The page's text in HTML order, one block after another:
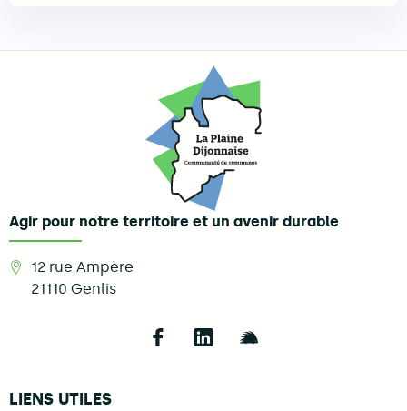
Agir pour notre territoire et un avenir durable
12 rue Ampère
21110 Genlis
Follow us on Facebook
Follow us on LinkedIn
Follow us on
LIENS UTILES